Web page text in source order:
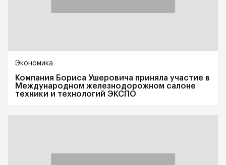
Экономика
Компания Бориса Ушеровича приняла участие в
Международном железнодорожном салоне
техники и технологий ЭКСПО